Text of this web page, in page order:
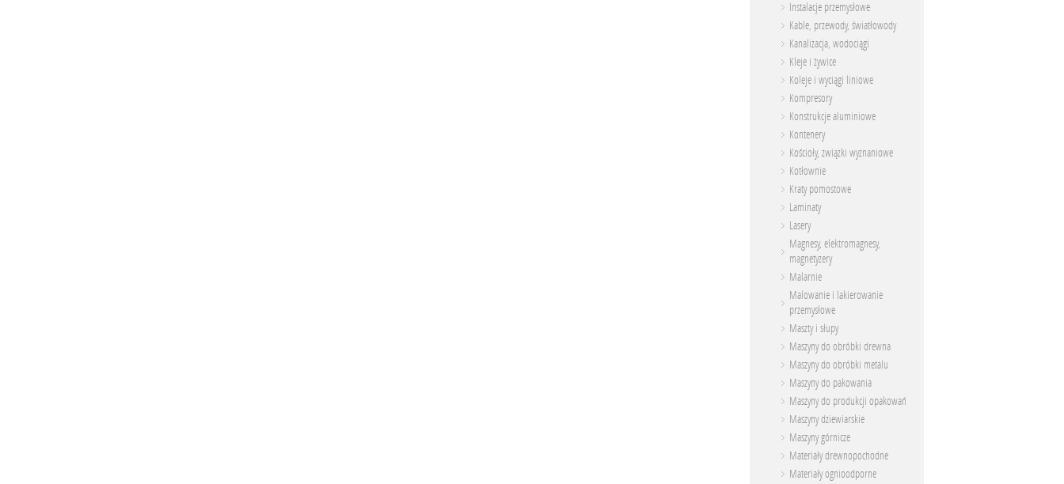
Instalacje przemysłowe
Kable, przewody, światłowody
Kanalizacja, wodociągi
Kleje i żywice
Koleje i wyciągi liniowe
Kompresory
Konstrukcje aluminiowe
Kontenery
Kościoły, związki wyznaniowe
Kotłownie
Kraty pomostowe
Laminaty
Lasery
Magnesy, elektromagnesy,
magnetyzery
Malarnie
Malowanie i lakierowanie
przemysłowe
Maszty i słupy
Maszyny do obróbki drewna
Maszyny do obróbki metalu
Maszyny do pakowania
Maszyny do produkcji opakowań
Maszyny dziewiarskie
Maszyny górnicze
Materiały drewnopochodne
Materiały ognioodporne